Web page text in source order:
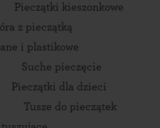
Pieczątki kieszonkowe
z pieczątką
i plastikowe
Suche pieczęcie
Pieczątki dla dzieci
Tusze do pieczątek